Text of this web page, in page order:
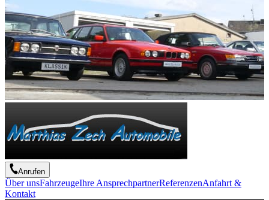
Anrufen
Über unsFahrzeugeIhre AnsprechpartnerReferenzenAnfahrt &
Kontakt